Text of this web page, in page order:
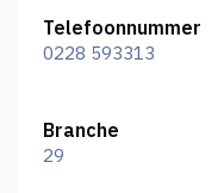
Telefoonnummer
0228 593313
Branche
29